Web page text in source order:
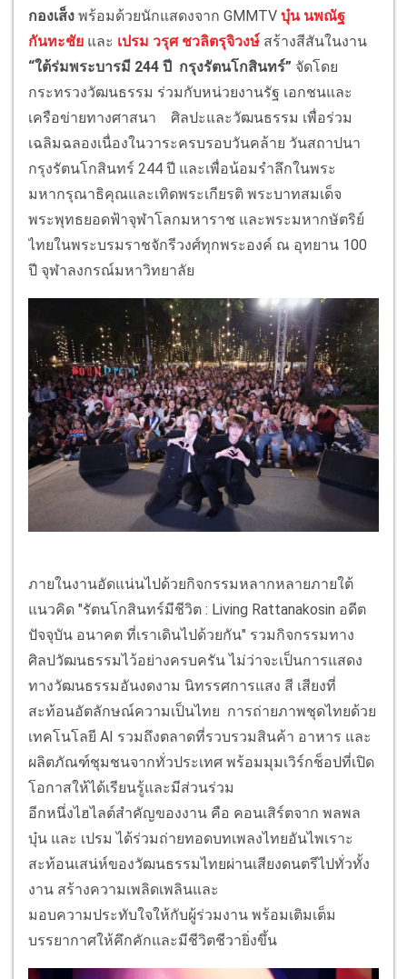
กองเส็ง พร้อมด้วยนักแสดงจาก GMMTV บุ๋น นพณัฐ
กันทะชัย และ เปรม วรุศ ชวลิตรุจิวงษ์ สร้างสีสันในงาน
“ใต้ร่มพระบารมี 244 ปี กรุงรัตนโกสินทร์” จัดโดย
กระทรวงวัฒนธรรม ร่วมกับหน่วยงานรัฐ เอกชนและ
เครือข่ายทางศาสนา ศิลปะและวัฒนธรรม เพื่อร่วม
เฉลิมฉลองเนื่องในวาระครบรอบวันคล้าย วันสถาปนา
กรุงรัตนโกสินทร์ 244 ปี และเพื่อน้อมรำลึกในพระ
มหากรุณาธิคุณและเทิดพระเกียรติ พระบาทสมเด็จ
พระพุทธยอดฟ้าจุฬาโลกมหาราช และพระมหากษัตริย์
ไทยในพระบรมราชจักรีวงศ์ทุกพระองค์ ณ อุทยาน 100
ปี จุฬาลงกรณ์มหาวิทยาลัย
ภายในงานอัดแน่นไปด้วยกิจกรรมหลากหลายภายใต้
แนวคิด "รัตนโกสินทร์มีชีวิต : Living Rattanakosin อดีต
ปัจจุบัน อนาคต ที่เราเดินไปด้วยกัน" รวมกิจกรรมทาง
ศิลปวัฒนธรรมไว้อย่างครบครัน ไม่ว่าจะเป็นการแสดง
ทางวัฒนธรรมอันงดงาม นิทรรศการแสง สี เสียงที่
สะท้อนอัตลักษณ์ความเป็นไทย การถ่ายภาพชุดไทยด้วย
เทคโนโลยี AI รวมถึงตลาดที่รวบรวมสินค้า อาหาร และ
ผลิตภัณฑ์ชุมชนจากทั่วประเทศ พร้อมมุมเวิร์กช็อปที่เปิด
โอกาสให้ได้เรียนรู้และมีส่วนร่วม
อีกหนึ่งไฮไลต์สำคัญของงาน คือ คอนเสิร์ตจาก พลพล
บุ๋น และ เปรม ได้ร่วมถ่ายทอดบทเพลงไทยอันไพเราะ
สะท้อนเสน่ห์ของวัฒนธรรมไทยผ่านเสียงดนตรีไปทั่วทั้ง
งาน สร้างความเพลิดเพลินและ
มอบความประทับใจให้กับผู้ร่วมงาน พร้อมเติมเต็ม
บรรยากาศให้คึกคักและมีชีวิตชีวายิ่งขึ้น